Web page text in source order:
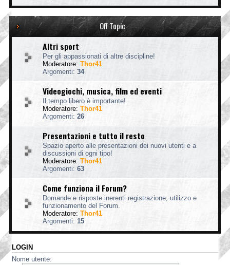
Off Topic
Altri sport
Per gli appassionati di altre discipline!
Moderatore: Thor41
Argomenti: 34
Videogiochi, musica, film ed eventi
Il tempo libero è importante!
Moderatore: Thor41
Argomenti: 26
Presentazioni e tutto il resto
Spazio aperto alle presentazioni dei nuovi utenti e a
discussioni di ogni tipo!
Moderatore: Thor41
Argomenti: 63
Come funziona il Forum?
Domande e risposte inerenti registrazione, utilizzo e
funzionamento del Forum.
Moderatore: Thor41
Argomenti: 15
LOGIN
Nome utente: